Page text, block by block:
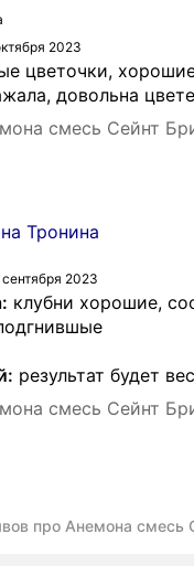
2023
цветочки,
довольна
смесь Сейнт
Тронина
сентября 2023
клубни хорошие,
результат будет
смесь Сейнт
про Анемона смесь